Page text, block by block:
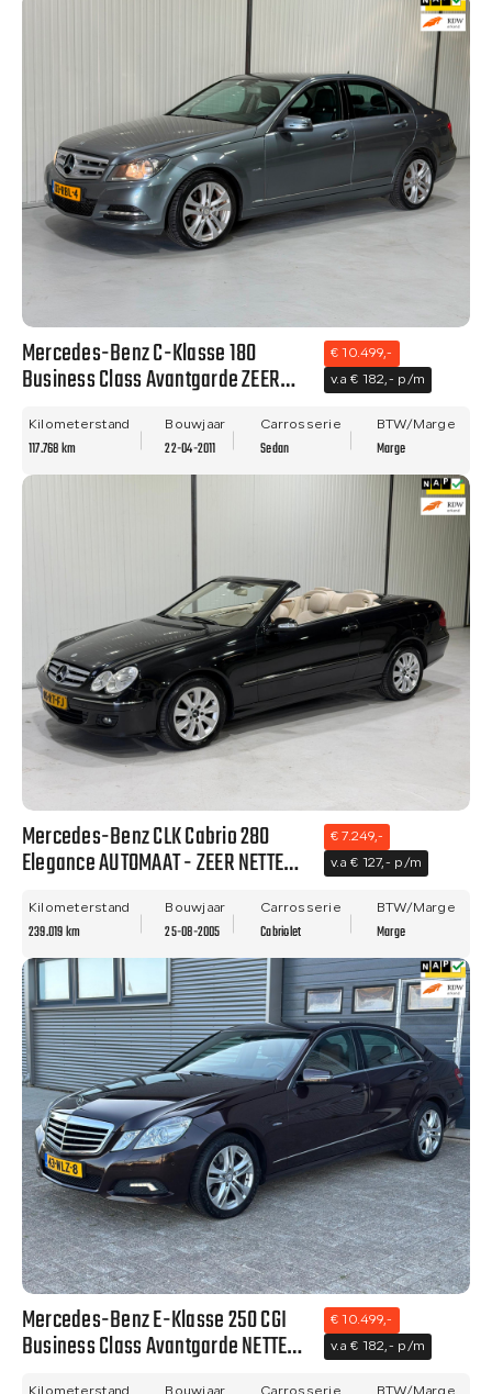
Mercedes-Benz C-Klasse 180
Business Class Avantgarde ZEER
APK!
€ 10.499,-
v.a € 182,- p/m
Kilometerstand
117.768 km
Bouwjaar
22-04-2011
Carrosserie
Sedan
BTW/Marge
Marge
Mercedes-Benz CLK Cabrio 280
Elegance AUTOMAAT - ZEER NETTE
€ 7.249,-
v.a € 127,- p/m
Kilometerstand
239.019 km
Bouwjaar
25-08-2005
Carrosserie
Cabriolet
BTW/Marge
Marge
Mercedes-Benz E-Klasse 250 CGI
Business Class Avantgarde NETTE
€ 10.499,-
v.a € 182,- p/m